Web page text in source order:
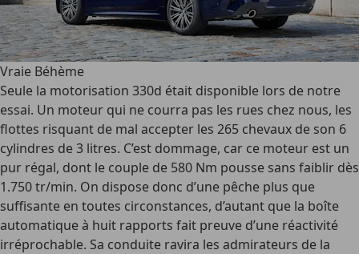
Vraie Béhème
Seule la motorisation 330d était disponible lors de notre
essai. Un moteur qui ne courra pas les rues chez nous, les
flottes risquant de mal accepter les 265 chevaux de son 6
cylindres de 3 litres. C’est dommage, car ce moteur est un
pur régal, dont le couple de 580 Nm pousse sans faiblir dès
1.750 tr/min. On dispose donc d’une pêche plus que
suffisante en toutes circonstances, d’autant que la boîte
automatique à huit rapports fait preuve d’une réactivité
irréprochable. Sa conduite ravira les admirateurs de la